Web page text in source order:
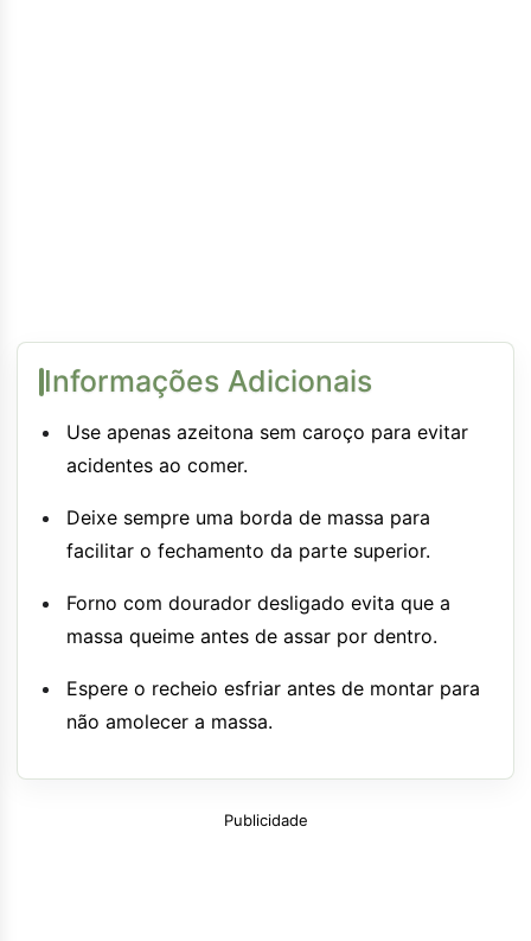
Informações Adicionais
Use apenas azeitona sem caroço para evitar
acidentes ao comer.
Deixe sempre uma borda de massa para
facilitar o fechamento da parte superior.
Forno com dourador desligado evita que a
massa queime antes de assar por dentro.
Espere o recheio esfriar antes de montar para
não amolecer a massa.
Publicidade